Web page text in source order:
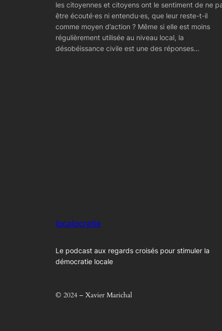
les citoyennes et citoyens ont le sentiment de ne
être écouté·es ni entendu·es, que leur reste-t-il
comme moyen d’action ? Même si elle est moins
régulièrement utilisée au niveau local, la
désobéissance civile est une des réponses…
localocratie
Le podcast aux regards croisés pour stimuler la
démocratie locale
© 2024 – Xavier Marichal